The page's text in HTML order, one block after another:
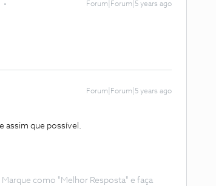
Forum|Forum|5 years ago
Forum|Forum|5 years ago
assim que possível.
como "Melhor Resposta" e faça